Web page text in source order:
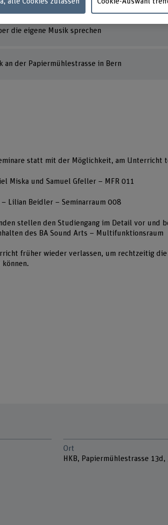
die eigene Musik sprechen
an der Papiermühlestrasse in Bern
statt mit der Möglichkeit, am Unterricht
Miska und Samuel Gfeller – MFR 011
Lilian Beidler – Seminarraum 008
stellen den Studiengang im Detail vor und
des BA Sound Arts – Multifunktionsraum
früher wieder verlassen, um rechtzeitig die
Ort
HKB, Papiermühlestrasse 13d,